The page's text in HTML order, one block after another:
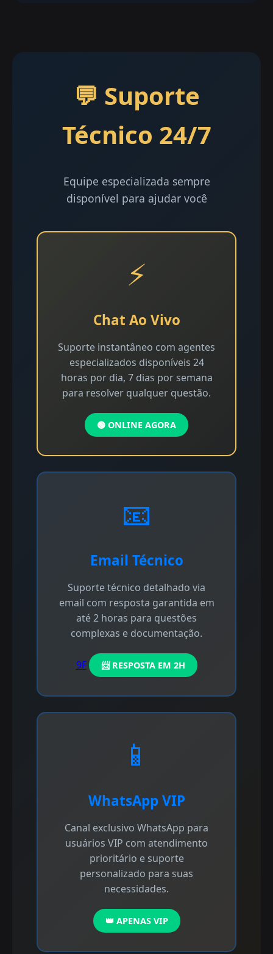
💬 Suporte
Técnico 24/7
Equipe especializada sempre
disponível para ajudar você
⚡
Chat Ao Vivo
Suporte instantâneo com agentes
especializados disponíveis 24
horas por dia, 7 dias por semana
para resolver qualquer questão.
🟢 ONLINE AGORA
📧
Email Técnico
Suporte técnico detalhado via
email com resposta garantida em
até 2 horas para questões
complexas e documentação.
9F 📨 RESPOSTA EM 2H
📱
WhatsApp VIP
Canal exclusivo WhatsApp para
usuários VIP com atendimento
prioritário e suporte
personalizado para suas
necessidades.
👑 APENAS VIP